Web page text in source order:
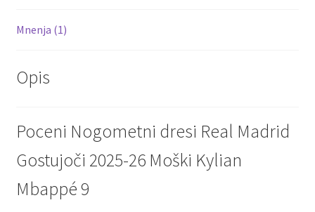
Mnenja (1)
Opis
Poceni Nogometni dresi Real Madrid
Gostujoči 2025-26 Moški Kylian
Mbappé 9